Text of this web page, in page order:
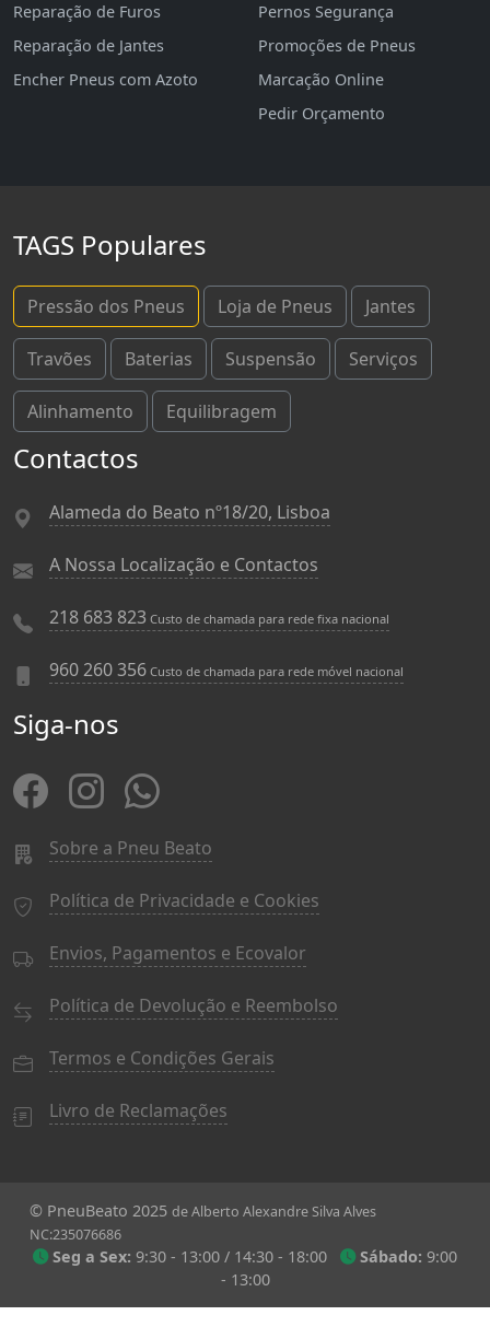
Reparação de Furos
Reparação de Jantes
Encher Pneus com Azoto
Pernos Segurança
Promoções de Pneus
Marcação Online
Pedir Orçamento
TAGS Populares
Pressão dos Pneus Loja de Pneus Jantes
Travões Baterias Suspensão Serviços
Alinhamento Equilibragem
Contactos
Alameda do Beato nº18/20, Lisboa
A Nossa Localização e Contactos
218 683 823 Custo de chamada para rede fixa nacional
960 260 356 Custo de chamada para rede móvel nacional
Siga-nos
Sobre a Pneu Beato
Política de Privacidade e Cookies
Envios, Pagamentos e Ecovalor
Política de Devolução e Reembolso
Termos e Condições Gerais
Livro de Reclamações
© PneuBeato 2025 de Alberto Alexandre Silva Alves
NC:235076686
Seg a Sex: 9:30 - 13:00 / 14:30 - 18:00 Sábado: 9:00
- 13:00